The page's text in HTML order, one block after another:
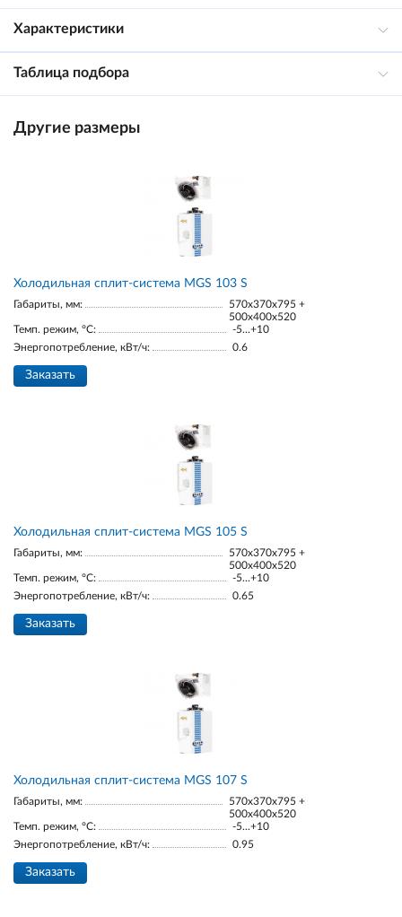
Характеристики
Таблица подбора
Другие размеры
Холодильная сплит-система MGS 103 S
Габариты, мм:
570x370x795 +
500x400x520
Темп. режим, °С:
-5...+10
Энергопотребление, кВт/ч:
0.6
Заказать
Холодильная сплит-система MGS 105 S
Габариты, мм:
570x370x795 +
500x400x520
Темп. режим, °С:
-5...+10
Энергопотребление, кВт/ч:
0.65
Заказать
Холодильная сплит-система MGS 107 S
Габариты, мм:
570x370x795 +
500x400x520
Темп. режим, °С:
-5...+10
Энергопотребление, кВт/ч:
0.95
Заказать